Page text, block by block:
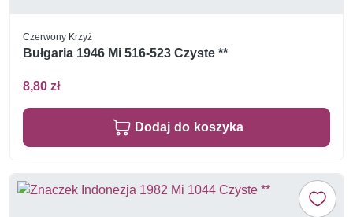
Czerwony Krzyż
Bułgaria 1946 Mi 516-523 Czyste **
8,80 zł
Dodaj do koszyka